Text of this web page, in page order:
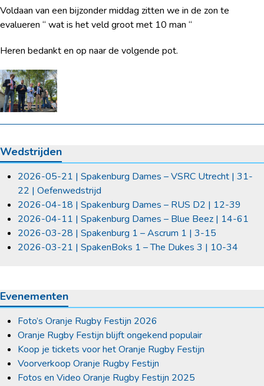
Voldaan van een bijzonder middag zitten we in de zon te
evalueren “ wat is het veld groot met 10 man “
Heren bedankt en op naar de volgende pot.
Wedstrijden
2026-05-21 | Spakenburg Dames – VSRC Utrecht | 31-
22 | Oefenwedstrijd
2026-04-18 | Spakenburg Dames – RUS D2 | 12-39
2026-04-11 | Spakenburg Dames – Blue Beez | 14-61
2026-03-28 | Spakenburg 1 – Ascrum 1 | 3-15
2026-03-21 | SpakenBoks 1 – The Dukes 3 | 10-34
Evenementen
Foto’s Oranje Rugby Festijn 2026
Oranje Rugby Festijn blijft ongekend populair
Koop je tickets voor het Oranje Rugby Festijn
Voorverkoop Oranje Rugby Festijn
Fotos en Video Oranje Rugby Festijn 2025